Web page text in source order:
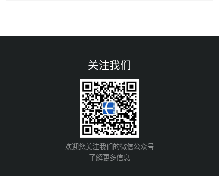
关注我们
欢迎您关注我们的微信公众号
了解更多信息